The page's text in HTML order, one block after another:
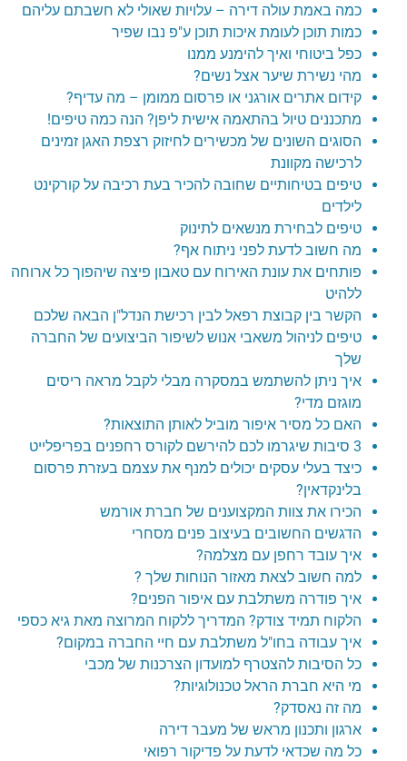
כמה באמת עולה דירה – עלויות שאולי לא חשבתם עליהם
כמות תוכן לעומת איכות תוכן ע"פ נבו שפיר
כפל ביטוחי ואיך להימנע ממנו
מהי נשירת שיער אצל נשים?
קידום אתרים אורגני או פרסום ממומן – מה עדיף?
מתכננים טיול בהתאמה אישית ליפן? הנה כמה טיפים!
הסוגים השונים של מכשירים לחיזוק רצפת האגן זמינים
לרכישה מקוונת
טיפים בטיחותיים שחובה להכיר בעת רכיבה על קורקינט
לילדים
טיפים לבחירת מנשאים לתינוק
מה חשוב לדעת לפני ניתוח אף?
פותחים את עונת האירוח עם טאבון פיצה שיהפוך כל ארוחה
ללהיט
הקשר בין קבוצת רפאל לבין רכישת הנדל"ן הבאה שלכם
טיפים לניהול משאבי אנוש לשיפור הביצועים של החברה
שלך
איך ניתן להשתמש במסקרה מבלי לקבל מראה ריסים
מוגזם מדי?
האם כל מסיר איפור מוביל לאותן התוצאות?
3 סיבות שיגרמו לכם להירשם לקורס רחפנים בפריפלייט
כיצד בעלי עסקים יכולים למנף את עצמם בעזרת פרסום
בלינקדאין?
הכירו את צוות המקצוענים של חברת אורמש
הדגשים החשובים בעיצוב פנים מסחרי
איך עובד רחפן עם מצלמה?
למה חשוב לצאת מאזור הנוחות שלך ?
איך פודרה משתלבת עם איפור הפנים?
הלקוח תמיד צודק? המדריך ללקוח המרוצה מאת גיא כספי
איך עבודה בחו"ל משתלבת עם חיי החברה במקום?
כל הסיבות להצטרף למועדון הצרכנות של מכבי
מי היא חברת הראל טכנולוגיות?
מה זה נאסדק?
ארגון ותכנון מראש של מעבר דירה
כל מה שכדאי לדעת על פדיקור רפואי